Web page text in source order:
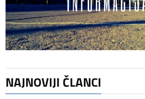
NAJNOVIJI ČLANCI